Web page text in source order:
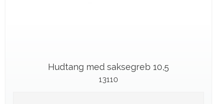
Hudtang med saksegreb 10,5
13110